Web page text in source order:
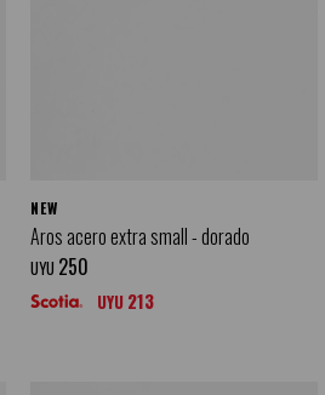
NEW
Aros acero extra small - dorado
UYU 250
UYU 213